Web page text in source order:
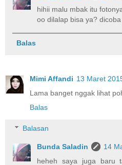
hihii malu mbak itu
oo dilalap bisa ya?
Balas
Mimi Affandi 13 Maret
Lama banget nggak lihat
Balas
Balasan
Bunda Saladin
14
heheh saya juga baru